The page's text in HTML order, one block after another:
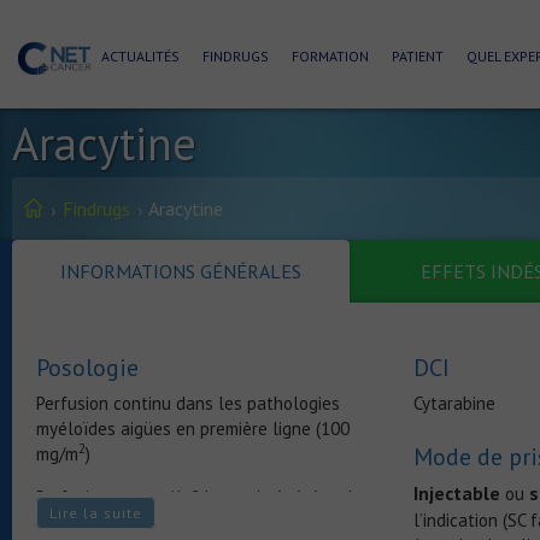
ACTUALITÉS FINDRUGS FORMATION PATIENT QUEL
Aracytine
Findrugs Aracytine
INFORMATIONS GÉNÉRALES EFFETS
Posologie
Perfusion continu dans les pathologies
myéloïdes aigües en première ligne (100
mg/m2)
Perfusion courte (1-2 heures) répétées dans
les hémopathies myéloïdes et lymphoides
Lire la suite
DCI
Cytarabine
Mode de
Injectable ou
l’indication